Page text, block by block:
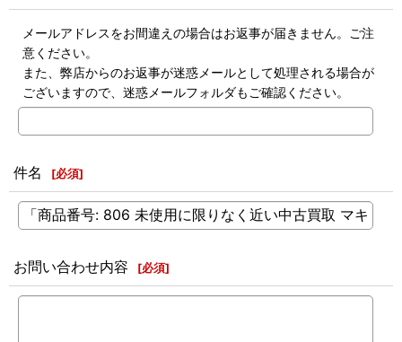
メールアドレスをお間違えの場合はお返事が届きません。ご注
意ください。
また、弊店からのお返事が迷惑メールとして処理される場合が
ございますので、迷惑メールフォルダもご確認ください。
件名 [必須]
お問い合わせ内容 [必須]